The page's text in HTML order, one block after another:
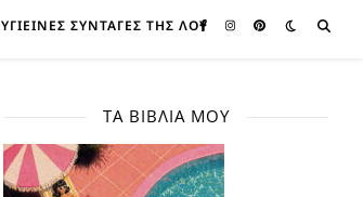
ΥΓΙΕΙΝΈΣ ΣΥΝΤΑΓΈΣ ΤΗΣ ΛΟΥ
ΤΑ ΒΙΒΛΊΑ ΜΟΥ